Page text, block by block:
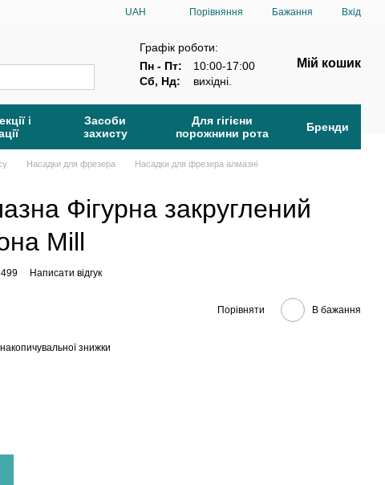
UAH Порівняння Бажання Вхід
Графік роботи:
Пн - Пт:
10:00-17:00
Сб, Нд:
вихідні.
Мій кошик
і
Засоби
захисту
Для гігієни
порожнини рота
Бренди
Насадки для фрезера
Насадки для фрезера алмазні
Фігурна закруглений
Mill
Написати відгук
Порівняти В бажання
знижки